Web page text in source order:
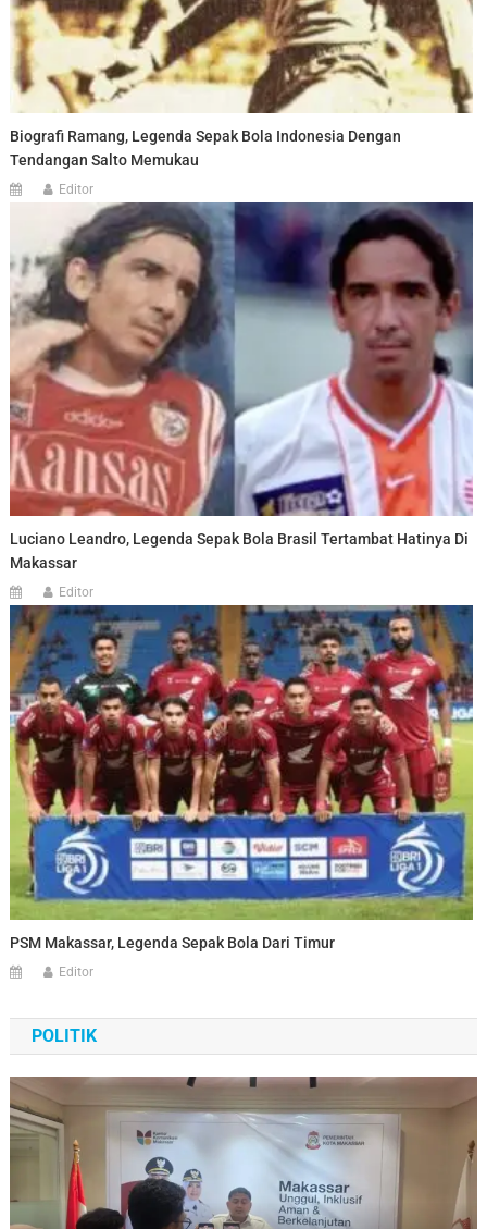
Biografi Ramang, Legenda Sepak Bola Indonesia Dengan
Tendangan Salto Memukau
Editor
Luciano Leandro, Legenda Sepak Bola Brasil Tertambat Hatinya Di
Makassar
Editor
PSM Makassar, Legenda Sepak Bola Dari Timur
Editor
POLITIK